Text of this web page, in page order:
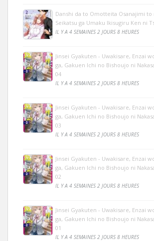
Danshi da to Omotteita Osanajimi to
Seikatsu ga Umaku Ikisugiru Ken ni
IL Y A 4 SEMAINES 2 JOURS 8 HEURES
Jinsei Gyakuten - Uwakisare, Enzai
ga, Gakuen Ichi no Bishoujo ni
04
IL Y A 4 SEMAINES 2 JOURS 8 HEURES
Jinsei Gyakuten - Uwakisare, Enzai
ga, Gakuen Ichi no Bishoujo ni
03
IL Y A 4 SEMAINES 2 JOURS 8 HEURES
Jinsei Gyakuten - Uwakisare, Enzai
ga, Gakuen Ichi no Bishoujo ni
02
IL Y A 4 SEMAINES 2 JOURS 8 HEURES
Jinsei Gyakuten - Uwakisare, Enzai
ga, Gakuen Ichi no Bishoujo ni
01
IL Y A 4 SEMAINES 2 JOURS 8 HEURES